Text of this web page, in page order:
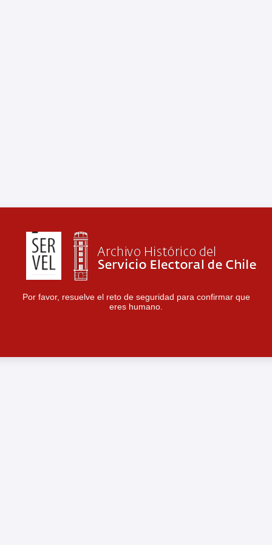
Por favor, resuelve el reto de seguridad para confirmar que
eres humano.